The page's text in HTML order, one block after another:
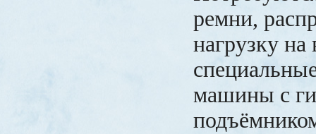
ремни,
нагрузку на
машины с